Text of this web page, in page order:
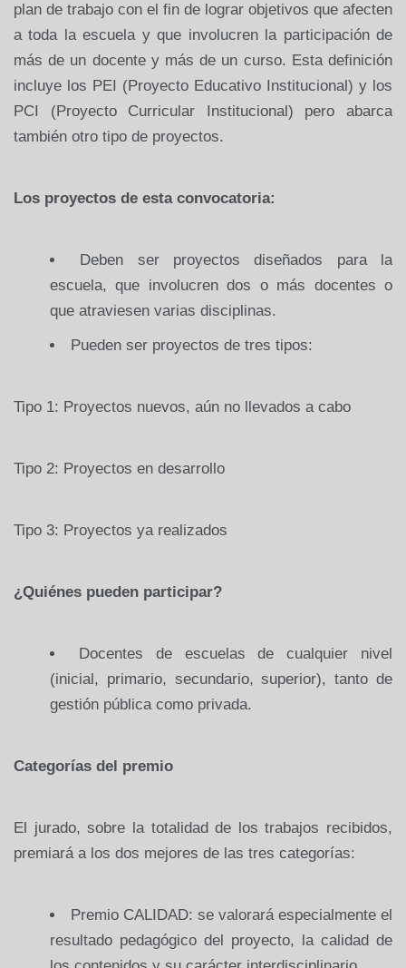
plan de trabajo con el fin de lograr objetivos que afecten
a toda la escuela y que involucren la participación de
más de un docente y más de un curso. Esta definición
incluye los PEI (Proyecto Educativo Institucional) y los
PCI (Proyecto Curricular Institucional) pero abarca
también otro tipo de proyectos.
Los proyectos de esta convocatoria:
Deben ser proyectos diseñados para la
escuela, que involucren dos o más docentes o
que atraviesen varias disciplinas.
Pueden ser proyectos de tres tipos:
Tipo 1: Proyectos nuevos, aún no llevados a cabo
Tipo 2: Proyectos en desarrollo
Tipo 3: Proyectos ya realizados
¿Quiénes pueden participar?
Docentes de escuelas de cualquier nivel
(inicial, primario, secundario, superior), tanto de
gestión pública como privada.
Categorías del premio
El jurado, sobre la totalidad de los trabajos recibidos,
premiará a los dos mejores de las tres categorías:
Premio CALIDAD: se valorará especialmente el
resultado pedagógico del proyecto, la calidad de